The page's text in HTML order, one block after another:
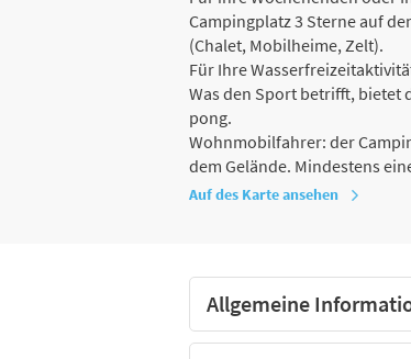
Campingplatz 3 Sterne auf
(Chalet, Mobilheime, Zelt).
Für Ihre
Was den Sport betrifft, bietet
pong.
Wohnmobilfahrer: der
dem Gelände. Mindestens
Auf des Karte ansehen
Allgemeine